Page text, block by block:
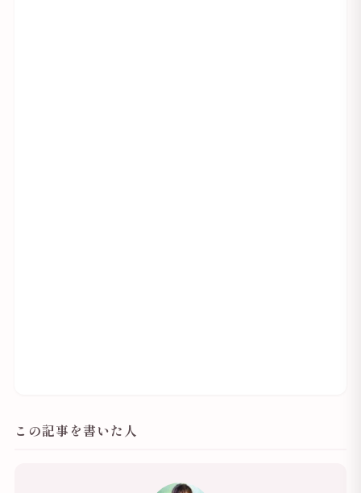
この記事を書いた人